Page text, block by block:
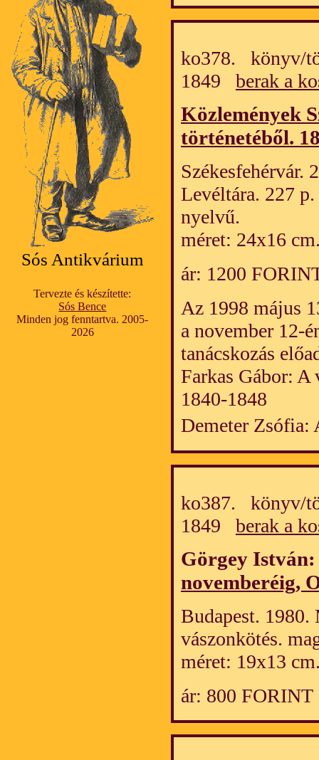
Sós Antikvárium
Tervezte és készítette:
Sós Bence
Minden jog fenntartva. 2005-
2026
ko378. könyv/
1849 berak a
Közlemények
történetéből.
Székesfehérvár.
Levéltára. 227
nyelvű.
méret: 24x16
ár: 1200
Az 1998 május
a november 12-
tanácskozás
Farkas Gábor:
1840-1848
Demeter Zsófia:
ko387. könyv/
1849 berak a
Görgey
novemberéig,
Budapest.
vászonkötés.
méret: 19x13
ár: 800 FORINT